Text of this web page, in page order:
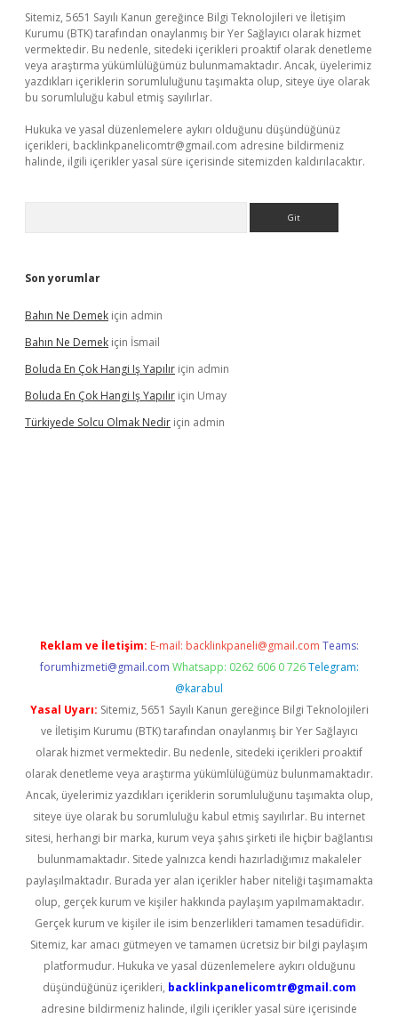
Sitemiz, 5651 Sayılı Kanun gereğince Bilgi Teknolojileri ve İletişim
Kurumu (BTK) tarafından onaylanmış bir Yer Sağlayıcı olarak hizmet
vermektedir. Bu nedenle, sitedeki içerikleri proaktif olarak denetleme
veya araştırma yükümlülüğümüz bulunmamaktadır. Ancak, üyelerimiz
yazdıkları içeriklerin sorumluluğunu taşımakta olup, siteye üye olarak
bu sorumluluğu kabul etmiş sayılırlar.
Hukuka ve yasal düzenlemelere aykırı olduğunu düşündüğünüz
içerikleri, backlinkpanelicomtr@gmail.com adresine bildirmeniz
halinde, ilgili içerikler yasal süre içerisinde sitemizden kaldırılacaktır.
Son yorumlar
Bahın Ne Demek için admin
Bahın Ne Demek için İsmail
Boluda En Çok Hangi Iş Yapılır için admin
Boluda En Çok Hangi Iş Yapılır için Umay
Türkiyede Solcu Olmak Nedir için admin
Reklam ve İletişim: E-mail: backlinkpaneli@gmail.com Teams:
forumhizmeti@gmail.com Whatsapp: 0262 606 0 726 Telegram:
@karabul
Yasal Uyarı: Sitemiz, 5651 Sayılı Kanun gereğince Bilgi Teknolojileri
ve İletişim Kurumu (BTK) tarafından onaylanmış bir Yer Sağlayıcı
olarak hizmet vermektedir. Bu nedenle, sitedeki içerikleri proaktif
olarak denetleme veya araştırma yükümlülüğümüz bulunmamaktadır.
Ancak, üyelerimiz yazdıkları içeriklerin sorumluluğunu taşımakta olup,
siteye üye olarak bu sorumluluğu kabul etmiş sayılırlar. Bu internet
sitesi, herhangi bir marka, kurum veya şahıs şirketi ile hiçbir bağlantısı
bulunmamaktadır. Sitede yalnızca kendi hazırladığımız makaleler
paylaşılmaktadır. Burada yer alan içerikler haber niteliği taşımamakta
olup, gerçek kurum ve kişiler hakkında paylaşım yapılmamaktadır.
Gerçek kurum ve kişiler ile isim benzerlikleri tamamen tesadüfidir.
Sitemiz, kar amacı gütmeyen ve tamamen ücretsiz bir bilgi paylaşım
platformudur. Hukuka ve yasal düzenlemelere aykırı olduğunu
düşündüğünüz içerikleri, backlinkpanelicomtr@gmail.com
adresine bildirmeniz halinde, ilgili içerikler yasal süre içerisinde